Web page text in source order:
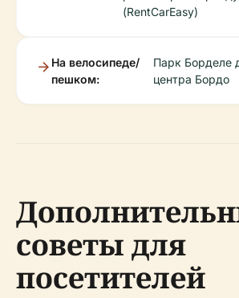
(RentCarEasy)
На велосипеде/
пешком:
Парк Борделе
центра Бордо
советы для
посетителей